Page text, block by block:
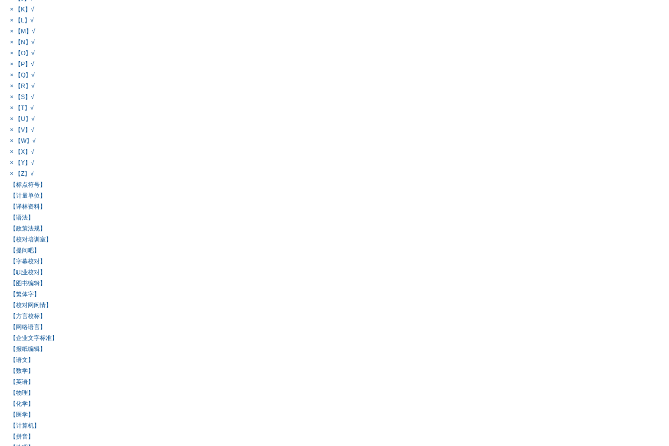
× 【K】√
× 【L】√
× 【M】√
× 【N】√
× 【O】√
× 【P】√
× 【Q】√
× 【R】√
× 【S】√
× 【T】√
× 【U】√
× 【V】√
× 【W】√
× 【X】√
× 【Y】√
× 【Z】√
【标点符号】
【计量单位】
【译林资料】
【语法】
【政策法规】
【校对培训室】
【提问吧】
【字幕校对】
【职业校对】
【图书编辑】
【繁体字】
【校对网闲情】
【方言校标】
【网络语言】
【企业文字标准】
【报纸编辑】
【语文】
【数学】
【英语】
【物理】
【化学】
【医学】
【计算机】
【拼音】